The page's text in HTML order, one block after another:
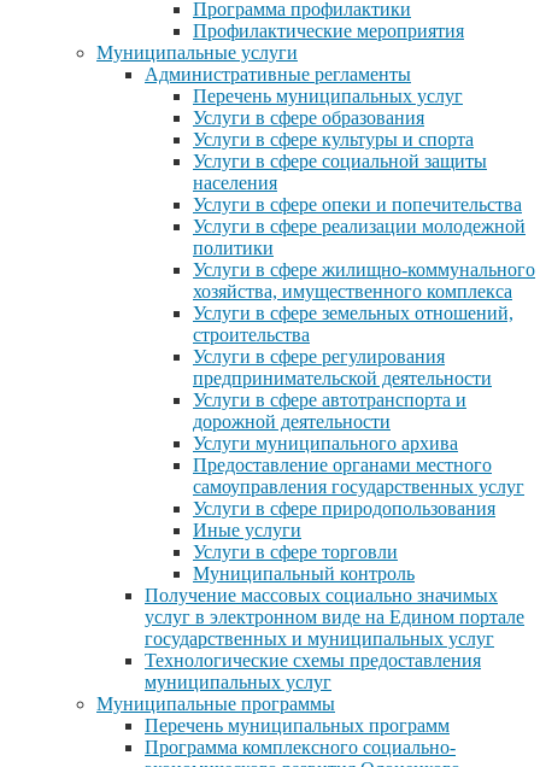
Программа профилактики
Профилактические мероприятия
Муниципальные услуги
Административные регламенты
Перечень муниципальных услуг
Услуги в сфере образования
Услуги в сфере культуры и спорта
Услуги в сфере социальной защиты
населения
Услуги в сфере опеки и попечительства
Услуги в сфере реализации молодежной
политики
Услуги в сфере жилищно-коммунального
хозяйства, имущественного комплекса
Услуги в сфере земельных отношений,
строительства
Услуги в сфере регулирования
предпринимательской деятельности
Услуги в сфере автотранспорта и
дорожной деятельности
Услуги муниципального архива
Предоставление органами местного
самоуправления государственных услуг
Услуги в сфере природопользования
Иные услуги
Услуги в сфере торговли
Муниципальный контроль
Получение массовых социально значимых
услуг в электронном виде на Едином портале
государственных и муниципальных услуг
Технологические схемы предоставления
муниципальных услуг
Муниципальные программы
Перечень муниципальных программ
Программа комплексного социально-